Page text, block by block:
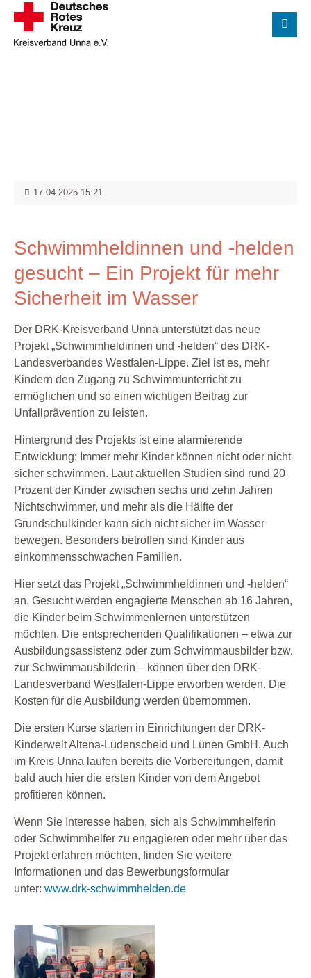
17.04.2025 15:21
Schwimmheldinnen und -helden
gesucht – Ein Projekt für mehr
Sicherheit im Wasser
Der DRK-Kreisverband Unna unterstützt das neue
Projekt „Schwimmheldinnen und -helden“ des DRK-
Landesverbandes Westfalen-Lippe. Ziel ist es, mehr
Kindern den Zugang zu Schwimmunterricht zu
ermöglichen und so einen wichtigen Beitrag zur
Unfallprävention zu leisten.
Hintergrund des Projekts ist eine alarmierende
Entwicklung: Immer mehr Kinder können nicht oder nicht
sicher schwimmen. Laut aktuellen Studien sind rund 20
Prozent der Kinder zwischen sechs und zehn Jahren
Nichtschwimmer, und mehr als die Hälfte der
Grundschulkinder kann sich nicht sicher im Wasser
bewegen. Besonders betroffen sind Kinder aus
einkommensschwachen Familien.
Hier setzt das Projekt „Schwimmheldinnen und -helden“
an. Gesucht werden engagierte Menschen ab 16 Jahren,
die Kinder beim Schwimmenlernen unterstützen
möchten. Die entsprechenden Qualifikationen – etwa zur
Ausbildungsassistenz oder zum Schwimmausbilder bzw.
zur Schwimmausbilderin – können über den DRK-
Landesverband Westfalen-Lippe erworben werden. Die
Kosten für die Ausbildung werden übernommen.
Die ersten Kurse starten in Einrichtungen der DRK-
Kinderwelt Altena-Lüdenscheid und Lünen GmbH. Auch
im Kreis Unna laufen bereits die Vorbereitungen, damit
bald auch hier die ersten Kinder von dem Angebot
profitieren können.
Wenn Sie Interesse haben, sich als Schwimmhelferin
oder Schwimmhelfer zu engagieren oder mehr über das
Projekt erfahren möchten, finden Sie weitere
Informationen und das Bewerbungsformular
unter:www.drk-schwimmhelden.de